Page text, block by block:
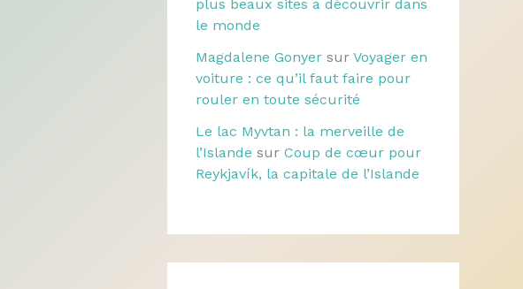
plus beaux sites à découvrir dans
le monde
Magdalene Gonyer sur Voyager en
voiture : ce qu’il faut faire pour
rouler en toute sécurité
Le lac Myvtan : la merveille de
l’Islande sur Coup de cœur pour
Reykjavík, la capitale de l’Islande